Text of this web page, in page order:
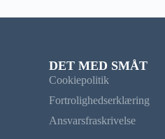
DET MED SMÅT
Cookiepolitik
Fortrolighedserklæring
Ansvarsfraskrivelse